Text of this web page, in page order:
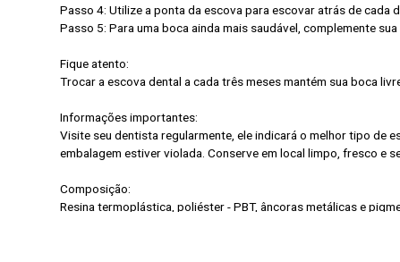
Passo 4: Utilize a ponta da escova para escovar atrás de
Passo 5: Para uma boca ainda mais saudável, complemente
Fique atento:
Trocar a escova dental a cada três meses mantém sua boca
Informações importantes:
Visite seu dentista regularmente, ele indicará o melhor tipo de
embalagem estiver violada. Conserve em local limpo, fresco e
Composição:
Resina termoplástica, poliéster - PBT, âncoras metálicas e